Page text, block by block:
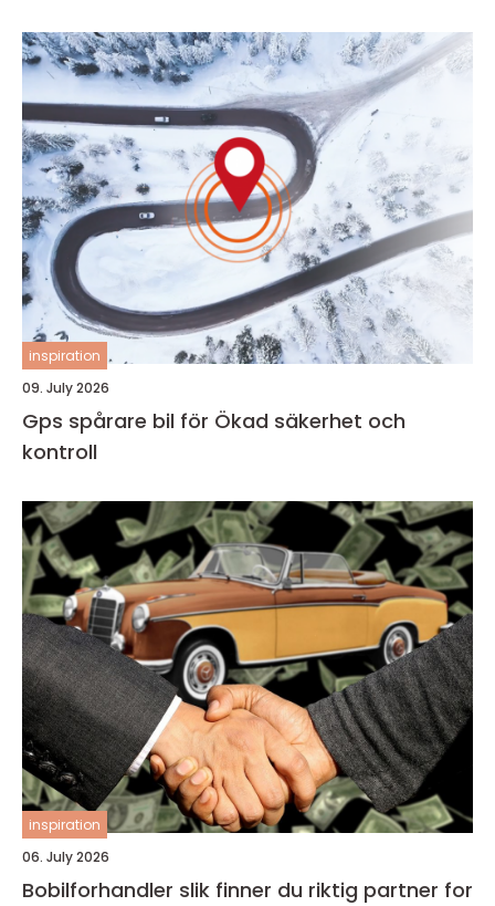
inspiration
09. July 2026
Gps spårare bil för Ökad säkerhet och
kontroll
inspiration
06. July 2026
Bobilforhandler slik finner du riktig partner for